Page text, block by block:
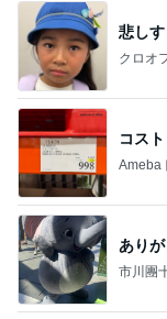
悲しす
クロオ
コス
Ameba
あり
市川團